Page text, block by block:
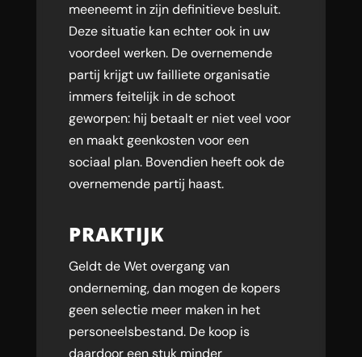
meeneemt in zijn definitieve besluit.
Deze situatie kan echter ook in uw
voordeel werken. De overnemende
partij krijgt uw failliete organisatie
immers feitelijk in de schoot
geworpen: hij betaalt er niet veel voor
en maakt geenkosten voor een
sociaal plan. Bovendien heeft ook de
overnemende partij haast.
PRAKTIJK
Geldt de Wet overgang van
onderneming, dan mogen de kopers
geen selectie meer maken in het
personeelsbestand. De koop is
daardoor een stuk minder